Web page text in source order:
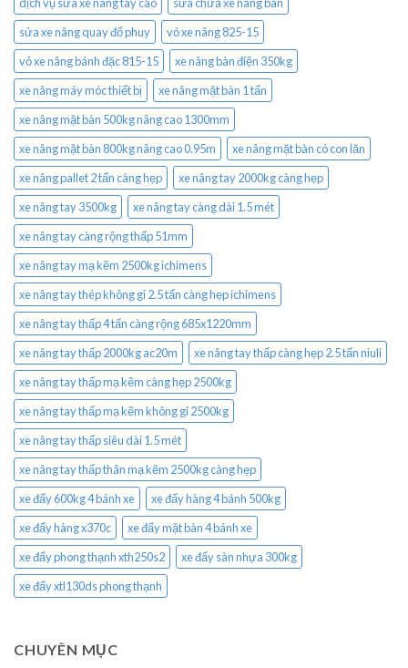
dịch vụ sửa xe nâng tay cao
sửa chữa xe nâng bàn
sửa xe nâng quay đổ phuy
vỏ xe nâng 825-15
vỏ xe nâng bánh đặc 815-15
xe nâng bàn điện 350kg
xe nâng máy móc thiết bị
xe nâng mặt bàn 1 tấn
xe nâng mặt bàn 500kg nâng cao 1300mm
xe nâng mặt bàn 800kg nâng cao 0.95m
xe nâng mặt bàn có con lăn
xe nâng pallet 2 tấn càng hẹp
xe nâng tay 2000kg càng hẹp
xe nâng tay 3500kg
xe nâng tay càng dài 1.5 mét
xe nâng tay càng rộng thấp 51mm
xe nâng tay mạ kẽm 2500kg ichimens
xe nâng tay thép không gỉ 2.5 tấn càng hẹp ichimens
xe nâng tay thấp 4 tấn càng rộng 685x1220mm
xe nâng tay thấp 2000kg ac20m
xe nâng tay thấp càng hẹp 2.5 tấn niuli
xe nâng tay thấp mạ kẽm càng hẹp 2500kg
xe nâng tay thấp mạ kẽm không gỉ 2500kg
xe nâng tay thấp siêu dài 1.5 mét
xe nâng tay thấp thân mạ kẽm 2500kg càng hẹp
xe đẩy 600kg 4 bánh xe
xe đẩy hàng 4 bánh 500kg
xe đẩy hàng x370c
xe đẩy mặt bàn 4 bánh xe
xe đẩy phong thạnh xth250s2
xe đẩy sàn nhựa 300kg
xe đẩy xtl130ds phong thạnh
CHUYÊN MỤC